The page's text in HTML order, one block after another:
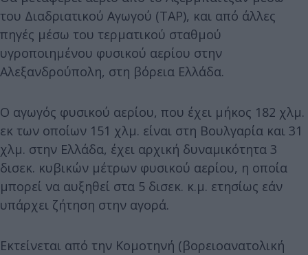
του Διαδριατικού Αγωγού (TAP), και από άλλες
πηγές μέσω του τερματικού σταθμού
υγροποιημένου φυσικού αερίου στην
Αλεξανδρούπολη, στη βόρεια Ελλάδα.
Ο αγωγός φυσικού αερίου, που έχει μήκος 182 χλμ.
εκ των οποίων 151 χλμ. είναι στη Βουλγαρία και 31
χλμ. στην Ελλάδα, έχει αρχική δυναμικότητα 3
δισεκ. κυβικών μέτρων φυσικού αερίου, η οποία
μπορεί να αυξηθεί στα 5 δισεκ. κ.μ. ετησίως εάν
υπάρχει ζήτηση στην αγορά.
Εκτείνεται από την Κομοτηνή (βορειοανατολική